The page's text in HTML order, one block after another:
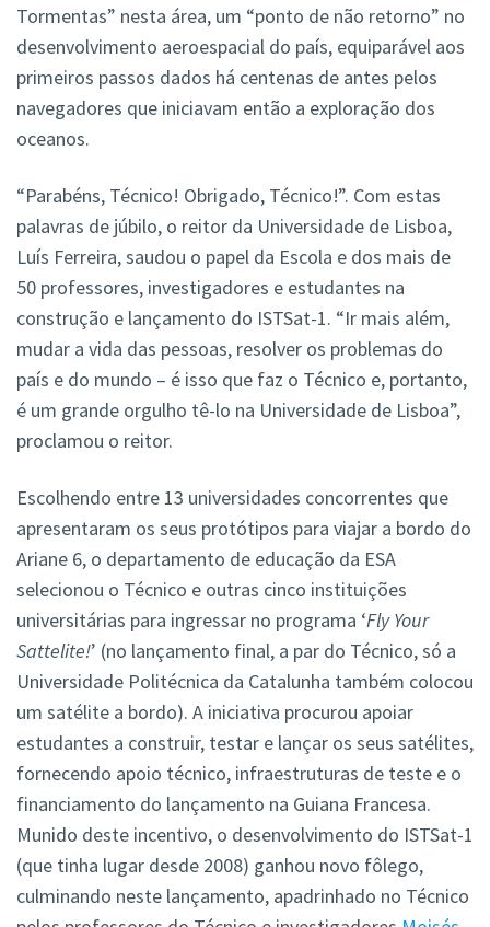
Tormentas” nesta área, um “ponto de não retorno” no
desenvolvimento aeroespacial do país, equiparável aos
primeiros passos dados há centenas de antes pelos
navegadores que iniciavam então a exploração dos
oceanos.
“Parabéns, Técnico! Obrigado, Técnico!”. Com estas
palavras de júbilo, o reitor da Universidade de Lisboa,
Luís Ferreira, saudou o papel da Escola e dos mais de
50 professores, investigadores e estudantes na
construção e lançamento do ISTSat-1. “Ir mais além,
mudar a vida das pessoas, resolver os problemas do
país e do mundo – é isso que faz o Técnico e, portanto,
é um grande orgulho tê-lo na Universidade de Lisboa”,
proclamou o reitor.
Escolhendo entre 13 universidades concorrentes que
apresentaram os seus protótipos para viajar a bordo do
Ariane 6, o departamento de educação da ESA
selecionou o Técnico e outras cinco instituições
universitárias para ingressar no programa ‘Fly Your
Sattelite!’ (no lançamento final, a par do Técnico, só a
Universidade Politécnica da Catalunha também colocou
um satélite a bordo). A iniciativa procurou apoiar
estudantes a construir, testar e lançar os seus satélites,
fornecendo apoio técnico, infraestruturas de teste e o
financiamento do lançamento na Guiana Francesa.
Munido deste incentivo, o desenvolvimento do ISTSat-1
(que tinha lugar desde 2008) ganhou novo fôlego,
culminando neste lançamento, apadrinhado no Técnico